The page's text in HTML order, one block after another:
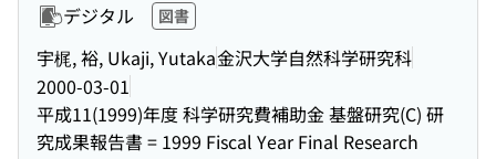
デジタル 図書
宇梶, 裕, Ukaji, Yutaka金沢大学自然科学研究科
2000-03-01
平成11(1999)年度 科学研究費補助金 基盤研究(C) 研
究成果報告書 = 1999 Fiscal Year Final Research